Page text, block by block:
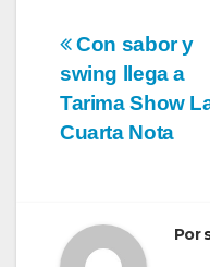
de
entradas
Con sabor y
swing llega a
Tarima Show
Cuarta Nota
Por